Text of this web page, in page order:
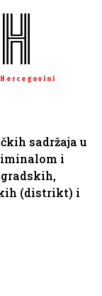
sadržaja u
i
(distrikt) i